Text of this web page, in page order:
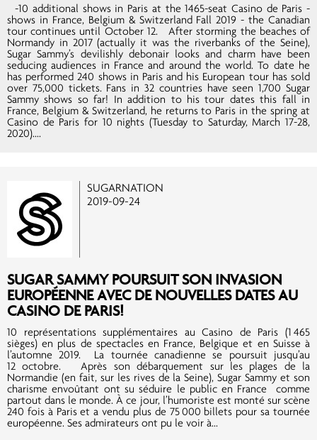
-10 additional shows in Paris at the 1465-seat Casino de Paris -
shows in France, Belgium & Switzerland Fall 2019 - the Canadian
tour continues until October 12. After storming the beaches of
Normandy in 2017 (actually it was the riverbanks of the Seine),
Sugar Sammy’s devilishly debonair looks and charm have been
seducing audiences in France and around the world. To date he
has performed 240 shows in Paris and his European tour has sold
over 75,000 tickets. Fans in 32 countries have seen 1,700 Sugar
Sammy shows so far! In addition to his tour dates this fall in
France, Belgium & Switzerland, he returns to Paris in the spring at
Casino de Paris for 10 nights (Tuesday to Saturday, March 17-28,
2020)....
SUGARNATION
2019-09-24
SUGAR SAMMY POURSUIT SON INVASION
EUROPÉENNE AVEC DE NOUVELLES DATES AU
CASINO DE PARIS!
10 représentations supplémentaires au Casino de Paris (1 465
sièges) en plus de spectacles en France, Belgique et en Suisse à
l’automne 2019. La tournée canadienne se poursuit jusqu’au
12 octobre. Après son débarquement sur les plages de la
Normandie (en fait, sur les rives de la Seine), Sugar Sammy et son
charisme envoûtant ont su séduire le public en France comme
partout dans le monde. À ce jour, l’humoriste est monté sur scène
240 fois à Paris et a vendu plus de 75 000 billets pour sa tournée
européenne. Ses admirateurs ont pu le voir à...